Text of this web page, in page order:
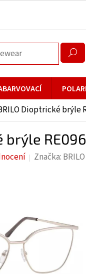
Dioptrické brýle
brýle
Značka: BRILO